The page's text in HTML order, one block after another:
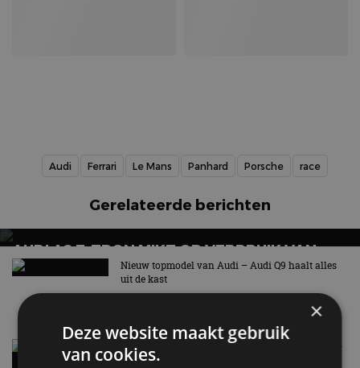
Audi Ferrari Le Mans Panhard Porsche race
Gerelateerde berichten
AUDI A2 E-TRON MIKT OP VERBRUIK VAN
12,8 KWH PER 100 KILOMETER
Nieuw topmodel van Audi – Audi Q9 haalt alles
uit de kast
30 jul
Audi A6 Allroad (2026) krijgt voor het eerst plug-
in hybride aandrijflijn
×
Deze website maakt gebruik
van cookies.